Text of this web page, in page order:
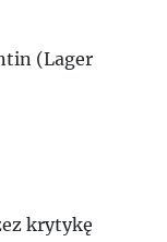
(Lager
krytykę